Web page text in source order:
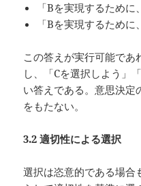
「Bを実現するために
「Bを実現するために
この答えが実行可能で
し、「Cを選択しよう」
い答えである。意思決定
をもたない。
3.2適切性による選択
選択は恣意的である場合